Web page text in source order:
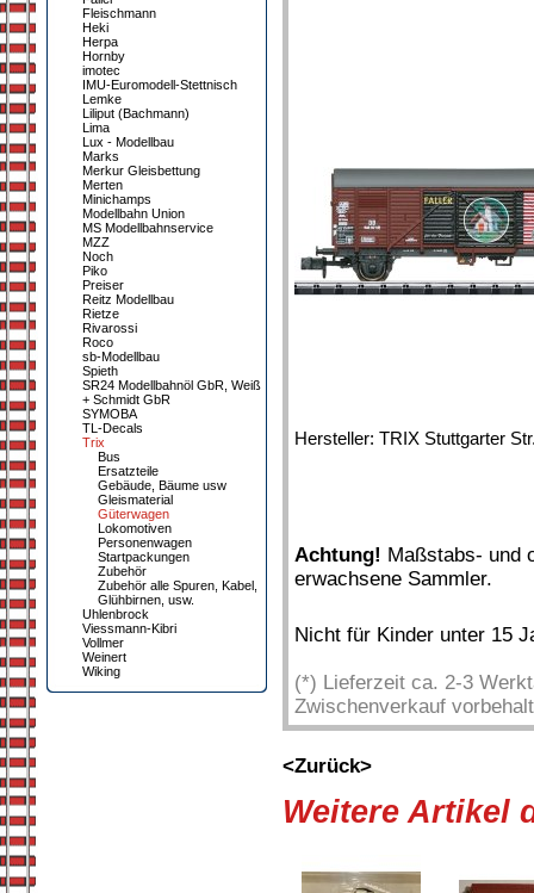
Fleischmann
Heki
Herpa
Hornby
imotec
IMU-Euromodell-Stettnisch
Lemke
Liliput (Bachmann)
Lima
Lux - Modellbau
Marks
Merkur Gleisbettung
Merten
Minichamps
Modellbahn Union
MS Modellbahnservice
MZZ
Noch
Piko
Preiser
Reitz Modellbau
Rietze
Rivarossi
Roco
sb-Modellbau
Spieth
SR24 Modellbahnöl GbR, Weiß
+ Schmidt GbR
SYMOBA
TL-Decals
Trix
Bus
Ersatzteile
Gebäude, Bäume usw
Gleismaterial
Güterwagen
Lokomotiven
Personenwagen
Startpackungen
Zubehör
Zubehör alle Spuren, Kabel,
Glühbirnen, usw.
Uhlenbrock
Viessmann-Kibri
Vollmer
Weinert
Wiking
Hersteller: TRIX Stuttgarter
Achtung! Maßstabs- und
erwachsene Sammler.
Nicht für Kinder unter 15
(*) Lieferzeit ca. 2-3
Zwischenverkauf
<Zurück>
Weitere Artikel